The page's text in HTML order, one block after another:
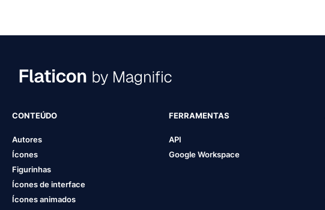
CONTEÚDO
Autores
Ícones
Figurinhas
Ícones de interface
Ícones animados
FERRAMENTAS
API
Google Workspace